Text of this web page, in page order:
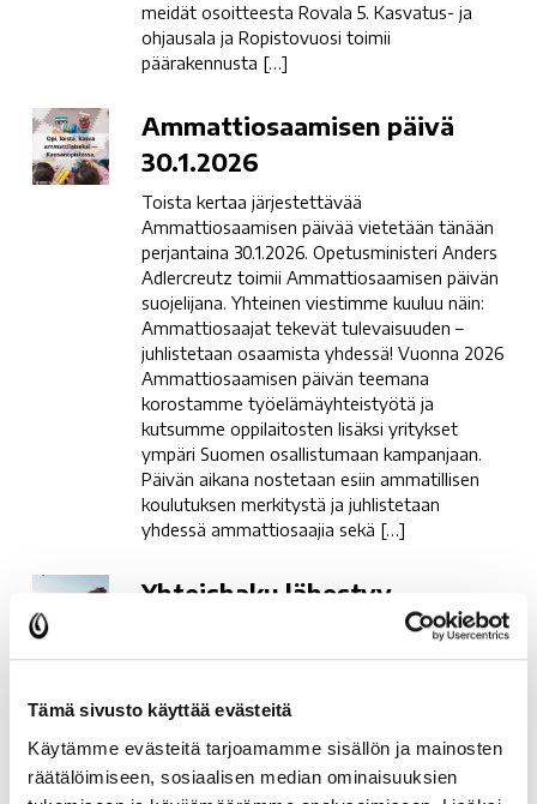
Tämä sivusto käyttää evästeitä
Käytämme evästeitä tarjoamamme sisällön ja mainosten
räätälöimiseen, sosiaalisen median ominaisuuksien
meidät osoitteesta Rovala 5. Kasvatus- ja
ohjausala ja Ropistovuosi toimii
päärakennusta […]
Ammattiosaamisen
päivä
30.1.2026
Ammattiosaamisen päivä
30.1.2026
Toista kertaa järjestettävää
Ammattiosaamisen päivää vietetään tänään
perjantaina 30.1.2026. Opetusministeri Anders
Adlercreutz toimii Ammattiosaamisen päivän
suojelijana. Yhteinen viestimme kuuluu näin:
Ammattiosaajat tekevät tulevaisuuden –
juhlistetaan osaamista yhdessä! Vuonna 2026
Ammattiosaamisen päivän teemana
korostamme työelämäyhteistyötä ja
kutsumme oppilaitosten lisäksi yritykset
ympäri Suomen osallistumaan kampanjaan.
Päivän aikana nostetaan esiin ammatillisen
koulutuksen merkitystä ja juhlistetaan
yhdessä ammattiosaajia sekä […]
Yhteishaku
lähestyy
Yhteishaku lähestyy
Kevään 2026 yhteishaku perusopetuksen
jälkeiseen koulutukseen lähestyy! Yhteishaku
klo 15:00. Yhteishaussa mukana: ★ Kasvatus-
• Kommunikaation ja viittomakielen ohjaaja
• Lastenohjaaja ★ Ropistovuosi, Rovala-